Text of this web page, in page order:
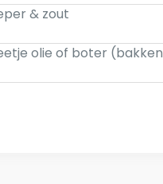
& zout
olie of boter